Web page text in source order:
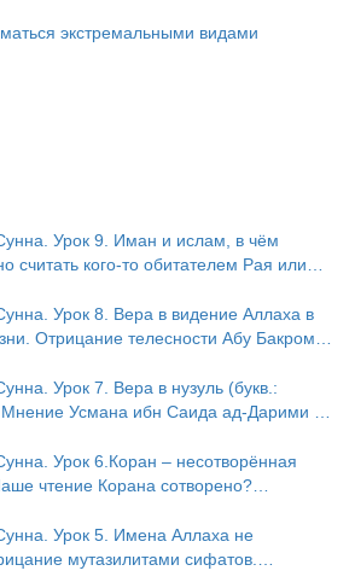
экстремальными видами
Урок 9. Иман и ислам, в чём
считать кого-то обитателем Рая или
Урок 8. Вера в видение Аллаха в
Отрицание телесности Абу Бакром
Иман – это слова, дела и познание
Урок 7. Вера в нузуль (букв.:
Усмана ибн Саида ад-Дарими о
Урок 6.Коран – несотворённая
чтение Корана сотворено?
Урок 5. Имена Аллаха не
мутазилитами сифатов.